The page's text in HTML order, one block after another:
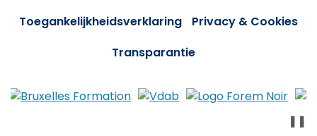
Toegankelijkheidsverklaring
Privacy & Cookies
Transparantie
❚❚